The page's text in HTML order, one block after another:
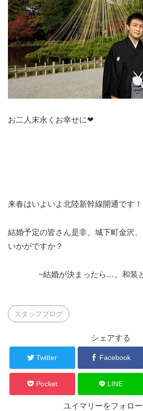
お二人末永くお幸せに❤
来春はいよいよ北陸新幹線開通です！
結婚予定の皆さん是非、城下町金沢
いかがですか？
~結婚が決まったら…。和装
スタッフブログ
シェアする
Twitter Facebook
Pocket LINE
ユイマリーをフォロ